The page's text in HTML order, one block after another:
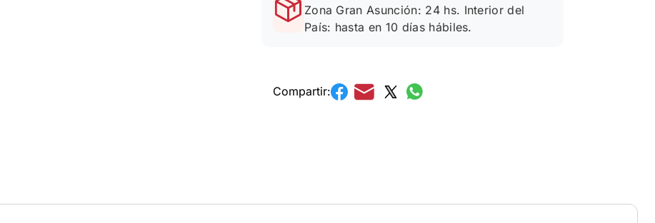
Zona Gran Asunción: 24 hs. Interior del
País: hasta en 10 días hábiles.
Compartir: